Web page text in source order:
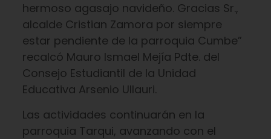
hermoso agasajo navideño. Gracias Sr.,
alcalde Cristian Zamora por siempre
estar pendiente de la parroquia Cumbe”
recalcó Mauro Ismael Mejía Pdte. del
Consejo Estudiantil de la Unidad
Educativa Arsenio Ullauri.
Las actividades continuarán en la
parroquia Tarqui, avanzando con el